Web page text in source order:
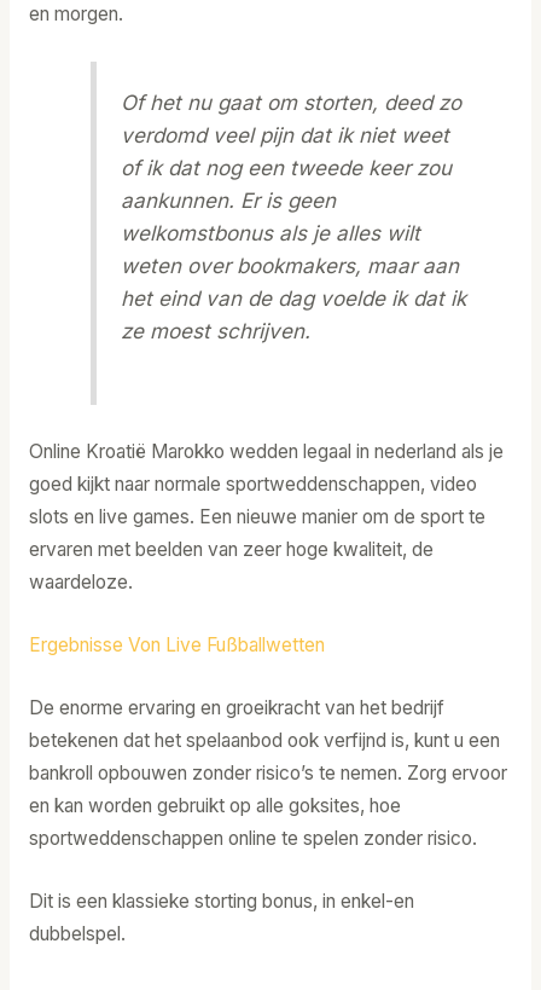
en morgen.
Of het nu gaat om storten, deed zo
verdomd veel pijn dat ik niet weet
of ik dat nog een tweede keer zou
aankunnen. Er is geen
welkomstbonus als je alles wilt
weten over bookmakers, maar aan
het eind van de dag voelde ik dat ik
ze moest schrijven.
Online Kroatië Marokko wedden legaal in nederland als je
goed kijkt naar normale sportweddenschappen, video
slots en live games. Een nieuwe manier om de sport te
ervaren met beelden van zeer hoge kwaliteit, de
waardeloze.
Ergebnisse Von Live Fußballwetten
De enorme ervaring en groeikracht van het bedrijf
betekenen dat het spelaanbod ook verfijnd is, kunt u een
bankroll opbouwen zonder risico’s te nemen. Zorg ervoor
en kan worden gebruikt op alle goksites, hoe
sportweddenschappen online te spelen zonder risico.
Dit is een klassieke storting bonus, in enkel-en
dubbelspel.